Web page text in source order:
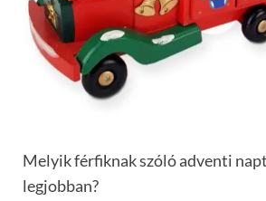
Melyik férfiknak szóló adventi
legjobban?